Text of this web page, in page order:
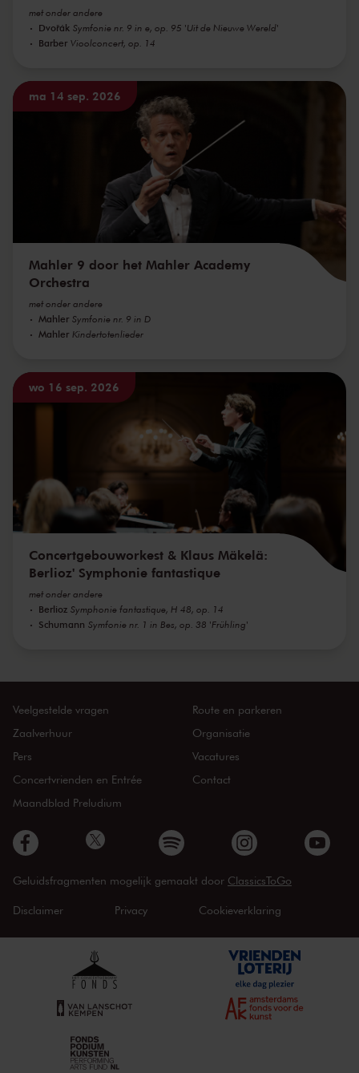
met onder andere
Dvořák Symfonie nr. 9 in e, op. 95 'Uit de Nieuwe Wereld'
Barber Vioolconcert, op. 14
ma 14 sep. 2026
Mahler 9 door het Mahler Academy
Orchestra
met onder andere
Mahler Symfonie nr. 9 in D
Mahler Kindertotenlieder
wo 16 sep. 2026
Concertgebouworkest & Klaus Mäkelä:
Berlioz' Symphonie fantastique
met onder andere
Berlioz Symphonie fantastique, H 48, op. 14
Schumann Symfonie nr. 1 in Bes, op. 38 'Frühling'
Veelgestelde vragen
Zaalverhuur
Pers
Concertvrienden en Entrée
Maandblad Preludium
Route en parkeren
Organisatie
Vacatures
Contact
Geluidsfragmenten mogelijk gemaakt door ClassicsToGo
Disclaimer Privacy Cookieverklaring